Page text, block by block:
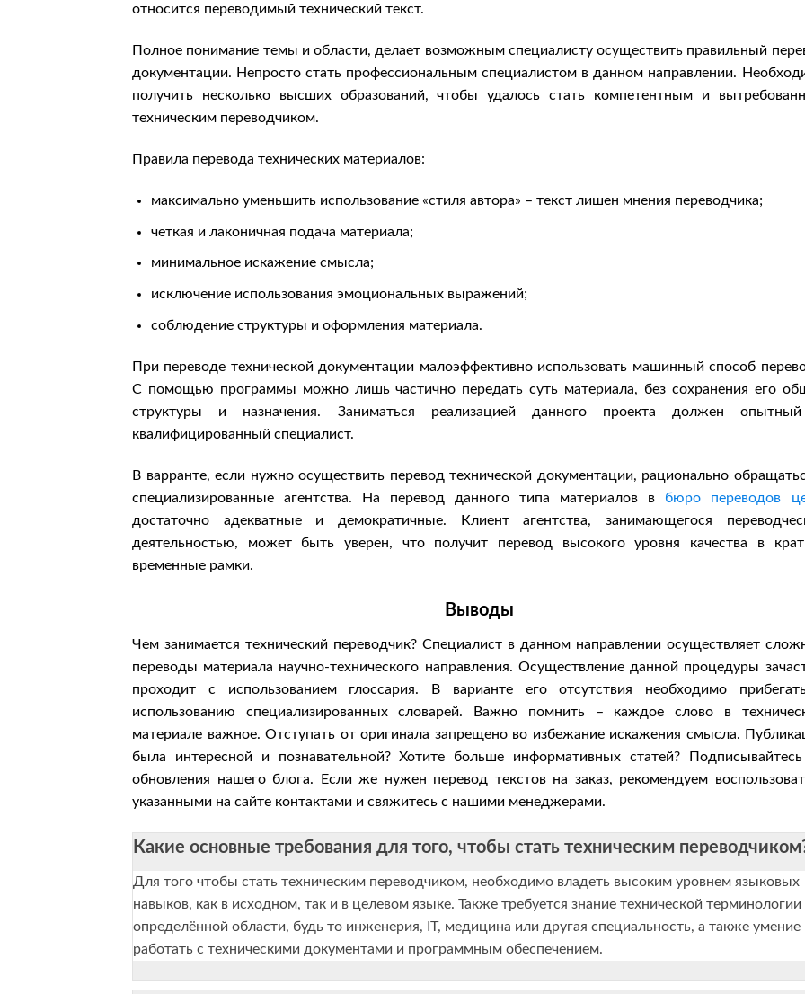
относится переводимый технический текст.
Полное понимание темы и области, делает возможным специалисту осуществить правильный
документации. Непросто стать профессиональным специалистом в данном направлении.
получить несколько высших образований, чтобы удалось стать компетентным и
техническим переводчиком.
Правила перевода технических материалов:
максимально уменьшить использование «стиля автора» – текст лишен мнения переводчика;
четкая и лаконичная подача материала;
минимальное искажение смысла;
исключение использования эмоциональных выражений;
соблюдение структуры и оформления материала.
При переводе технической документации малоэффективно использовать машинный способ
С помощью программы можно лишь частично передать суть материала, без сохранения его
структуры и назначения. Заниматься реализацией данного проекта должен
квалифицированный специалист.
В варранте, если нужно осуществить перевод технической документации, рационально
специализированные агентства. На перевод данного типа материалов в бюро переводов
достаточно адекватные и демократичные. Клиент агентства, занимающегося
деятельностью, может быть уверен, что получит перевод высокого уровня качества в
временные рамки.
Выводы
Чем занимается технический переводчик? Специалист в данном направлении осуществляет
переводы материала научно-технического направления. Осуществление данной процедуры
проходит с использованием глоссария. В варианте его отсутствия необходимо
использованию специализированных словарей. Важно помнить – каждое слово в
материале важное. Отступать от оригинала запрещено во избежание искажения смысла.
была интересной и познавательной? Хотите больше информативных статей?
обновления нашего блога. Если же нужен перевод текстов на заказ, рекомендуем
указанными на сайте контактами и свяжитесь с нашими менеджерами.
Какие основные требования для того, чтобы стать техническим
Для того чтобы стать техническим переводчиком, необходимо владеть высоким уровнем языковых
навыков, как в исходном, так и в целевом языке. Также требуется знание технической терминологии
определённой области, будь то инженерия, IT, медицина или другая специальность, а также умение
работать с техническими документами и программным обеспечением.